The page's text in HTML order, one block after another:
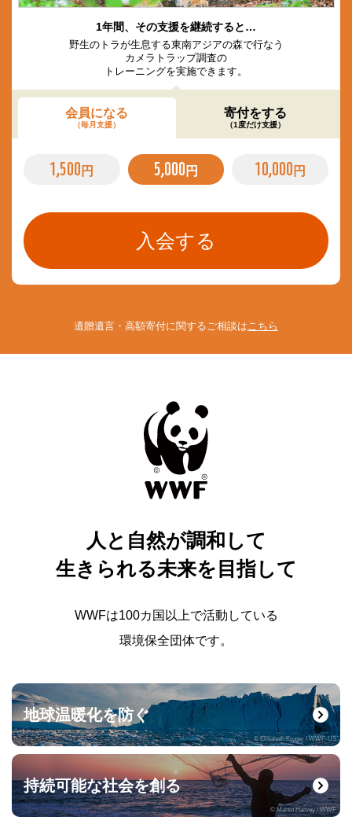
1年間、その支援を継続すると…
野生のトラが生息する東南アジアの森で行なう
カメラトラップ調査の
トレーニングを実施できます。
会員になる
（毎月支援）
寄付をする
（1度だけ支援）
1,500 円 5,000 円 10,000 円
遺贈遺言・高額寄付に関するご相談は こちら
人と自然が調和して
生きられる未来を目指して
WWFは100カ国以上で活動している
環境保全団体です。
地球温暖化を防ぐ
© Elisabeth Kruger / WWF-US
持続可能な社会を創る
© Martin Harvey / WWF